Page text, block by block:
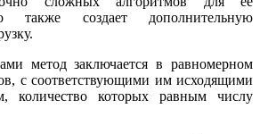
также создает дополнительную
метод заключается в равномерном
с соответствующими им исходящими
количество которых равным числу